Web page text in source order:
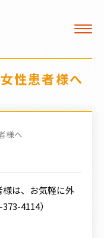
性患者様へ
様へ
は、お気軽に外
373-4114）